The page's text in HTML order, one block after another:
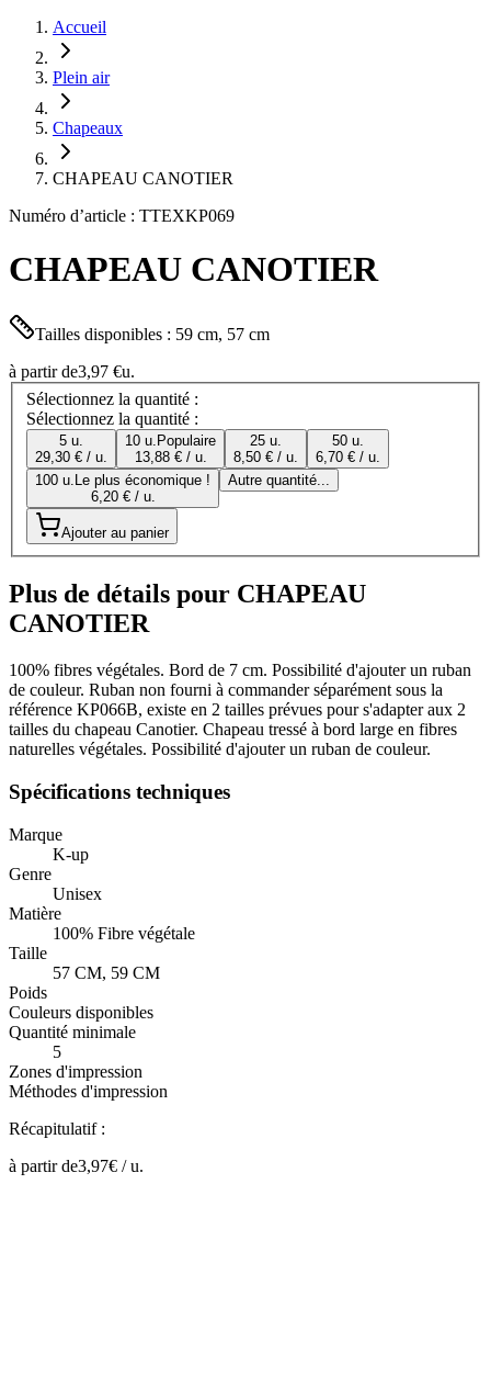
Accueil
Plein air
Chapeaux
CHAPEAU CANOTIER
Numéro d’article : TTEXKP069
CHAPEAU CANOTIER
Tailles disponibles : 59 cm, 57 cm
à partir de3,97 €u.
Sélectionnez la quantité :
Sélectionnez la quantité :
5 u.
29,30 € / u.
10 u. Populaire
13,88 € / u.
25 u.
8,50 € / u.
50 u.
6,70 € / u.
100 u. Le plus économique !
6,20 € / u.
Autre quantité...
Ajouter au panier
Plus de détails pour CHAPEAU
CANOTIER
100% fibres végétales. Bord de 7 cm. Possibilité d'ajouter un ruban
de couleur. Ruban non fourni à commander séparément sous la
référence KP066B, existe en 2 tailles prévues pour s'adapter aux 2
tailles du chapeau Canotier. Chapeau tressé à bord large en fibres
naturelles végétales. Possibilité d'ajouter un ruban de couleur.
Spécifications techniques
Marque
K-up
Genre
Unisex
Matière
100% Fibre végétale
Taille
57 CM, 59 CM
Poids
Couleurs disponibles
Quantité minimale
5
Zones d'impression
Méthodes d'impression
Récapitulatif :
à partir de3,97€ /u.